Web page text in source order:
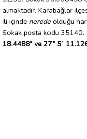
almaktadır. Karabağlar
ili içinde nerede olduğu
Sokak posta kodu 35140.
18.4488" ve 27° 5´